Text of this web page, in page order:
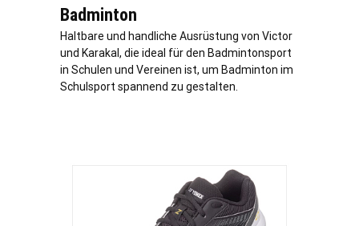
Badminton
Haltbare und handliche Ausrüstung von Victor
und Karakal, die ideal für den Badmintonsport
in Schulen und Vereinen ist, um Badminton im
Schulsport spannend zu gestalten.